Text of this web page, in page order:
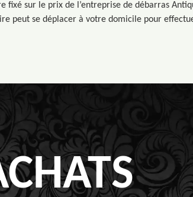
fixé sur le prix de l’entreprise de débarras
peut se déplacer à votre domicile pour